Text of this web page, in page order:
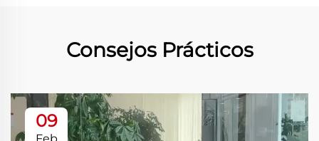
Consejos Prácticos
09